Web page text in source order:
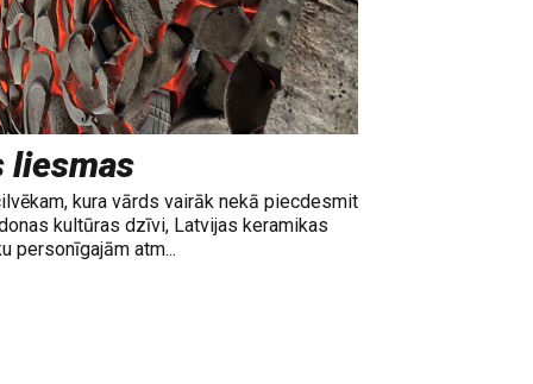
liesmas
kura vārds vairāk nekā piecdesmit
kultūras dzīvi, Latvijas keramikas
personīgajām atm...